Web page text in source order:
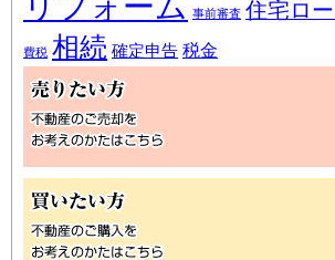
事前審査 住宅ロ
費税 相続 確定申告 税金